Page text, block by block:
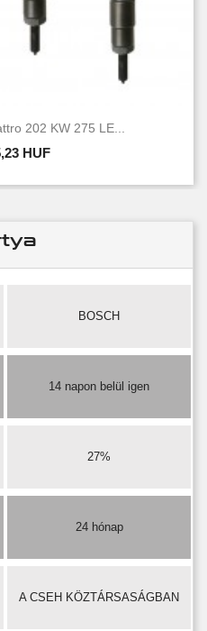
202 KW 275 LE...
HUF
BOSCH
14 napon belül igen
27%
24 hónap
A CSEH KÖZTÁRSASÁGBAN